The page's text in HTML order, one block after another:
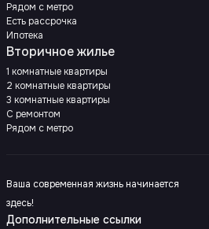
Рядом с метро
Есть рассрочка
Ипотека
Вторичное жилье
1 комнатные квартиры
2 комнатные квартиры
3 комнатные квартиры
С ремонтом
Рядом с метро
Ваша современная жизнь начинается
здесь!
Дополнительные ссылки